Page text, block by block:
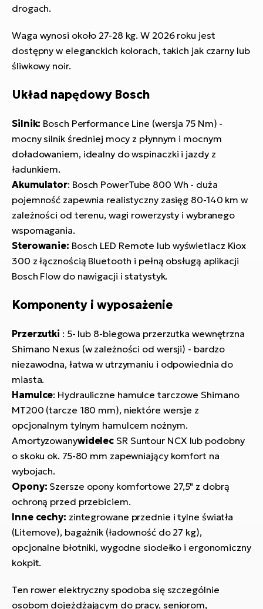
drogach.
Waga wynosi około 27-28 kg. W 2026 roku jest
dostępny w eleganckich kolorach, takich jak czarny lub
śliwkowy noir.
Układ napędowy Bosch
Silnik: Bosch Performance Line (wersja 75 Nm) -
mocny silnik średniej mocy z płynnym i mocnym
doładowaniem, idealny do wspinaczki i jazdy z
ładunkiem.
Akumulator: Bosch PowerTube 800 Wh - duża
pojemność zapewnia realistyczny zasięg 80-140 km w
zależności od terenu, wagi rowerzysty i wybranego
wspomagania.
Sterowanie: Bosch LED Remote lub wyświetlacz Kiox
300 z łącznością Bluetooth i pełną obsługą aplikacji
Bosch Flow do nawigacji i statystyk.
Komponenty i wyposażenie
Przerzutki : 5- lub 8-biegowa przerzutka wewnętrzna
Shimano Nexus (w zależności od wersji) - bardzo
niezawodna, łatwa w utrzymaniu i odpowiednia do
miasta.
Hamulce: Hydrauliczne hamulce tarczowe Shimano
MT200 (tarcze 180 mm), niektóre wersje z
opcjonalnym tylnym hamulcem nożnym.
Amortyzowanywidelec SR Suntour NCX lub podobny
o skoku ok. 75-80 mm zapewniający komfort na
wybojach.
Opony: Szersze opony komfortowe 27,5" z dobrą
ochroną przed przebiciem.
Inne cechy: zintegrowane przednie i tylne światła
(Litemove), bagażnik (ładowność do 27 kg),
opcjonalne błotniki, wygodne siodełko i ergonomiczny
kokpit.
Ten rower elektryczny spodoba się szczególnie
osobom dojeżdżającym do pracy, seniorom,